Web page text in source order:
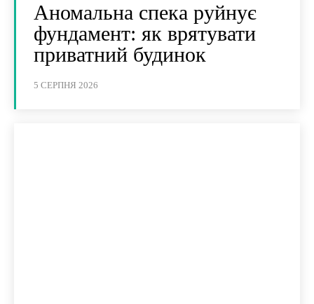
Аномальна спека руйнує
фундамент: як врятувати
приватний будинок
5 СЕРПНЯ 2026